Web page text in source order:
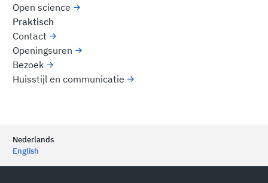
Open science
Praktisch
Contact
Openingsuren
Bezoek
Huisstijl en communicatie
Nederlands
English